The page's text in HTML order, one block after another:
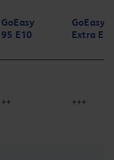
GoEasy
95 E10
GoEasy
Extra E5
++ +++